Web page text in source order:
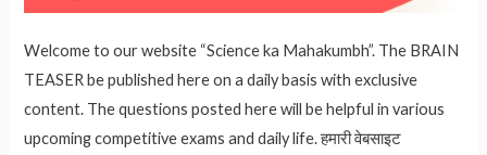
Welcome to our website “Science ka Mahakumbh”. The BRAIN
TEASER be published here on a daily basis with exclusive
content. The questions posted here will be helpful in various
upcoming competitive exams and daily life. हमारी वेबसाइट